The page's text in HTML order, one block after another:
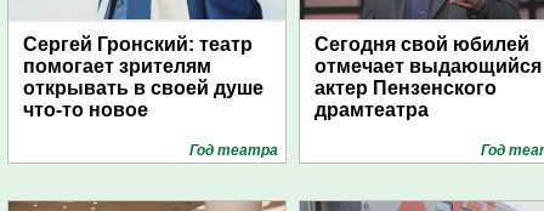
Сергей Гронский: театр
помогает зрителям
открывать в своей душе
что-то новое
Год театра
Сегодня свой юбилей
отмечает выдающийся
актер Пензенского
драмтеатра
Год